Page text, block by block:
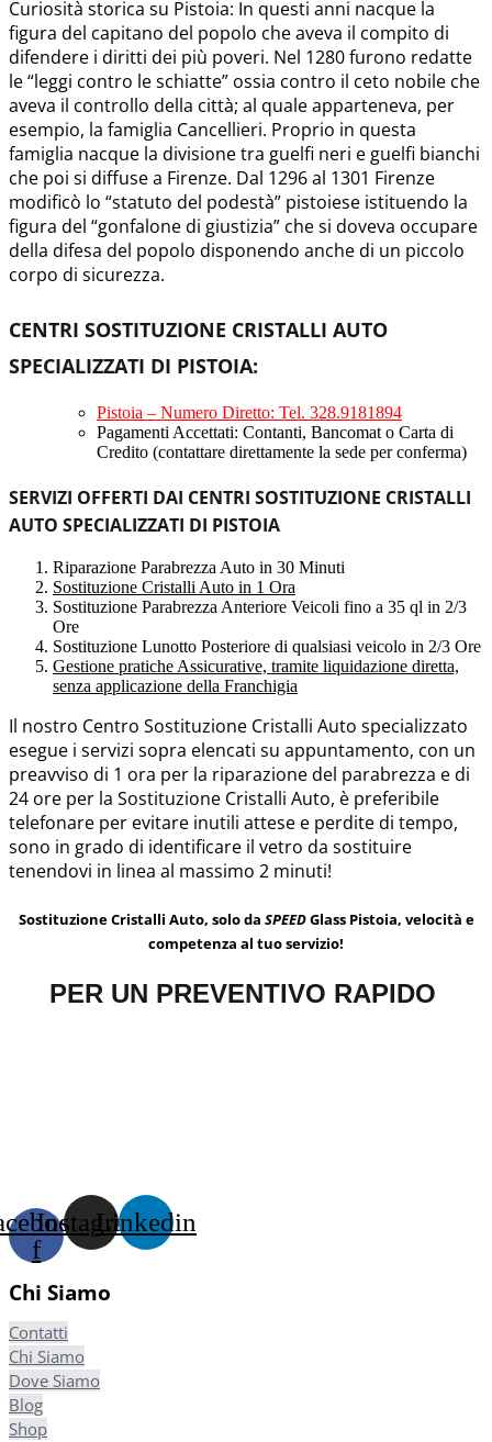
Curiosità storica su Pistoia: In questi anni nacque la
figura del capitano del popolo che aveva il compito di
difendere i diritti dei più poveri. Nel 1280 furono redatte
le “leggi contro le schiatte” ossia contro il ceto nobile che
aveva il controllo della città; al quale apparteneva, per
esempio, la famiglia Cancellieri. Proprio in questa
famiglia nacque la divisione tra guelfi neri e guelfi bianchi
che poi si diffuse a Firenze. Dal 1296 al 1301 Firenze
modificò lo “statuto del podestà” pistoiese istituendo la
figura del “gonfalone di giustizia” che si doveva occupare
della difesa del popolo disponendo anche di un piccolo
corpo di sicurezza.
CENTRI SOSTITUZIONE CRISTALLI AUTO
SPECIALIZZATI DI PISTOIA:
Pistoia – Numero Diretto: Tel. 328.9181894
Pagamenti Accettati: Contanti, Bancomat o Carta di
Credito (contattare direttamente la sede per conferma)
SERVIZI OFFERTI DAI CENTRI SOSTITUZIONE CRISTALLI
AUTO SPECIALIZZATI DI PISTOIA
Riparazione Parabrezza Auto in 30 Minuti
Sostituzione Cristalli Auto in 1 Ora
Sostituzione Parabrezza Anteriore Veicoli fino a 35 ql in 2/3
Ore
Sostituzione Lunotto Posteriore di qualsiasi veicolo in 2/3 Ore
Gestione pratiche Assicurative, tramite liquidazione diretta,
senza applicazione della Franchigia
Il nostro Centro Sostituzione Cristalli Auto specializzato
esegue i servizi sopra elencati su appuntamento, con un
preavviso di 1 ora per la riparazione del parabrezza e di
24 ore per la Sostituzione Cristalli Auto, è preferibile
telefonare per evitare inutili attese e perdite di tempo,
sono in grado di identificare il vetro da sostituire
tenendovi in linea al massimo 2 minuti!
Sostituzione Cristalli Auto, solo da SPEEDGlass Pistoia, velocità e
competenza al tuo servizio!
PER UN PREVENTIVO RAPIDO
f
InstagramLinkedin
Chi Siamo
Contatti
Chi Siamo
Dove Siamo
Blog
Shop